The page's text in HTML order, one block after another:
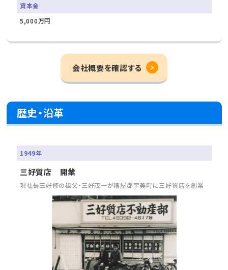
資本金
5,000万円
会社概要を確認する
歴史・沿革
1949年
三好質店 開業
現社長三好修の祖父・三好茂一が糟屋郡宇美町に三好質店を創業